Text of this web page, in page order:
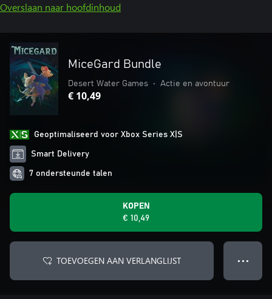
Overslaan naar hoofdinhoud
MiceGard Bundle
Desert Water Games • Actie en avontuur
€ 10,49
Geoptimaliseerd voor Xbox Series X|S
Smart Delivery
7 ondersteunde talen
KOPEN
€ 10,49
TOEVOEGEN AAN VERLANGLIJST ● ● ●